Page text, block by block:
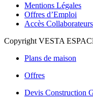
Mentions Légales
Offres d’Emploi
Accès Collaborateurs
Copyright VESTA
Plans de maison
Offres
Devis Construction